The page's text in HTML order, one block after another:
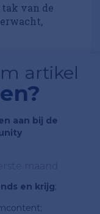
van de
artikel
aan bij de
en krijg;